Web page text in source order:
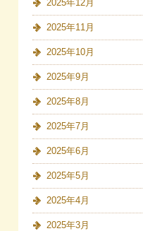
2025年12月
2025年11月
2025年10月
2025年9月
2025年8月
2025年7月
2025年6月
2025年5月
2025年4月
2025年3月